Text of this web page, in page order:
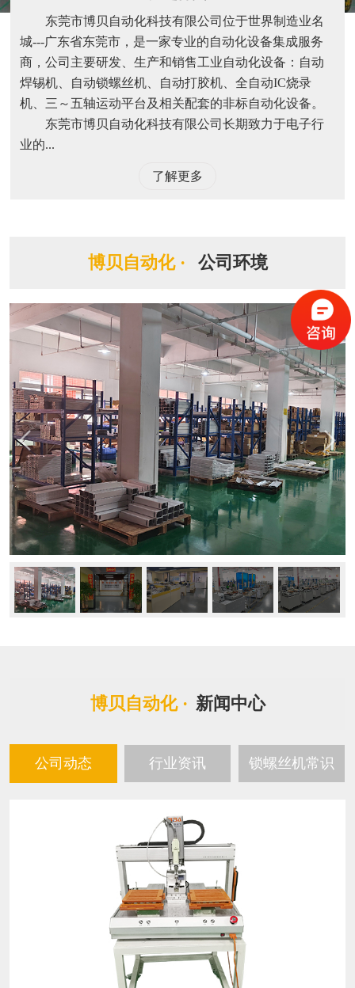
东莞市博贝自动化科技有限公司位于世界制造业名
城---广东省东莞市，是一家专业的自动化设备集成服务
商，公司主要研发、生产和销售工业自动化设备：自动
焊锡机、自动锁螺丝机、自动打胶机、全自动IC烧录
机、三～五轴运动平台及相关配套的非标自动化设备。
东莞市博贝自动化科技有限公司长期致力于电子行
业的...
了解更多
博贝自动化 · 公司环境
博贝自动化 · 新闻中心
公司动态 行业资讯 锁螺丝机常识